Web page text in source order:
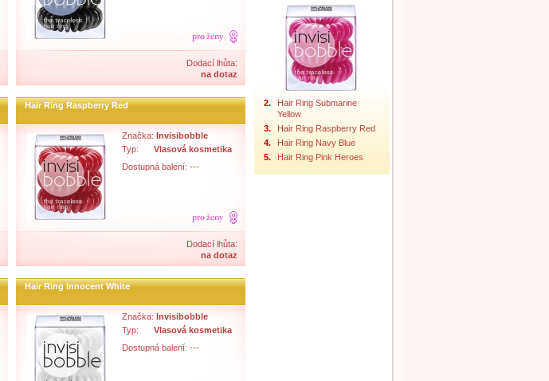
Dodací lhůta:
na dotaz
Hair Ring Raspberry Red
Značka: Invisibobble
Typ:
Vlasová kosmetika
Dostupná balení: ---
Dodací lhůta:
na dotaz
Hair Ring Innocent White
Značka: Invisibobble
Typ:
Vlasová kosmetika
Dostupná balení: ---
2.
Hair Ring Submarine
Yellow
3.
Hair Ring Raspberry Red
4.
Hair Ring Navy Blue
5.
Hair Ring Pink Heroes